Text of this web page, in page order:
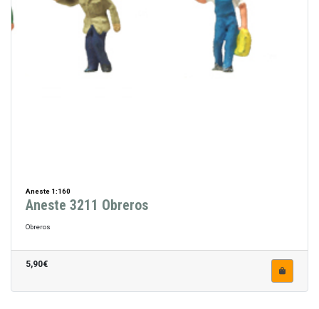
Aneste 1:160
Aneste 3211 Obreros
Obreros
5,90€